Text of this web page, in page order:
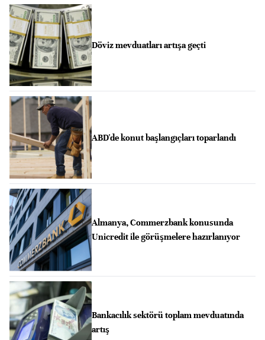
Döviz mevduatları artışa geçti
ABD'de konut başlangıçları toparlandı
Almanya, Commerzbank konusunda
Unicredit ile görüşmelere hazırlanıyor
Bankacılık sektörü toplam mevduatında
artış